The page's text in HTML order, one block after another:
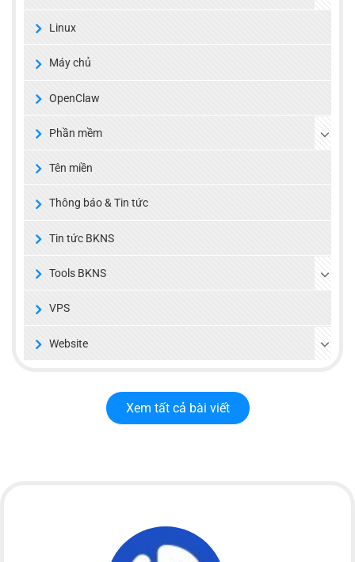
Linux
Máy chủ
OpenClaw
Phần mềm
Tên miền
Thông báo & Tin tức
Tin tức BKNS
Tools BKNS
VPS
Website
Xem tất cả bài viết